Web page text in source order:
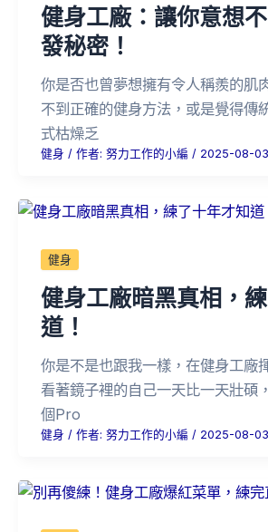
健身工廠：讓你意想
發秘密！
你是否也曾夢想擁有令人稱羨的肌
不到正確的健身方法，或是覺得傳
式枯燥乏
健身 / 作者: 努力工作的小編 / 2025-08-03
健身
健身工廠暗黑真相，
道！
你是不是也跟我一樣，在健身工廠
看著鏡子裡的自己一天比一天壯碩
個Pro
健身 / 作者: 努力工作的小編 / 2025-08-03